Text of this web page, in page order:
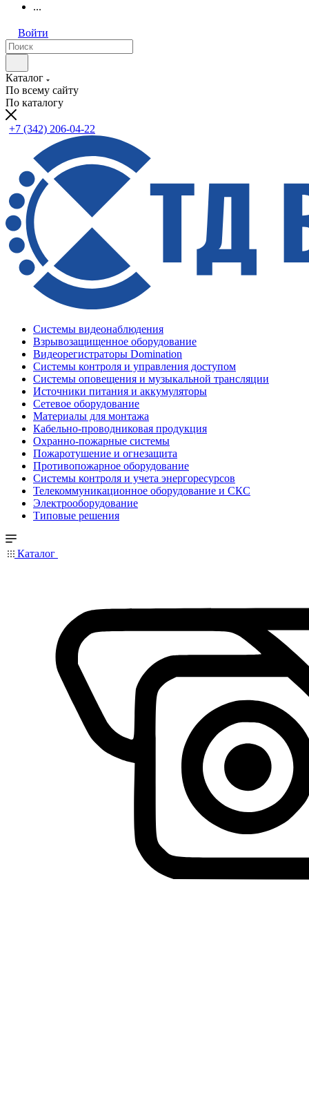
...
Войти
Каталог
По всему сайту
По каталогу
+7 (342) 206-04-22
Системы видеонаблюдения
Взрывозащищенное оборудование
Видеорегистраторы Domination
Системы контроля и управления доступом
Системы оповещения и музыкальной трансляции
Источники питания и аккумуляторы
Сетевое оборудование
Материалы для монтажа
Кабельно-проводниковая продукция
Охранно-пожарные системы
Пожаротушение и огнезащита
Противопожарное оборудование
Системы контроля и учета энергоресурсов
Телекоммуникационное оборудование и СКС
Электрооборудование
Типовые решения
Каталог